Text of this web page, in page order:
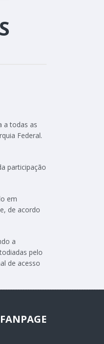
a todas as
Federal.
participação
em
de acordo
a
pelo
de acesso
FANPAGE